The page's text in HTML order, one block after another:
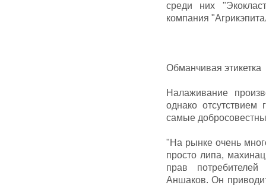
среди них
компания
Обманчивая этикетка
Налаживание
однако отсутствием
самые
"На рынке очень
просто липа,
прав
Аншаков. Он